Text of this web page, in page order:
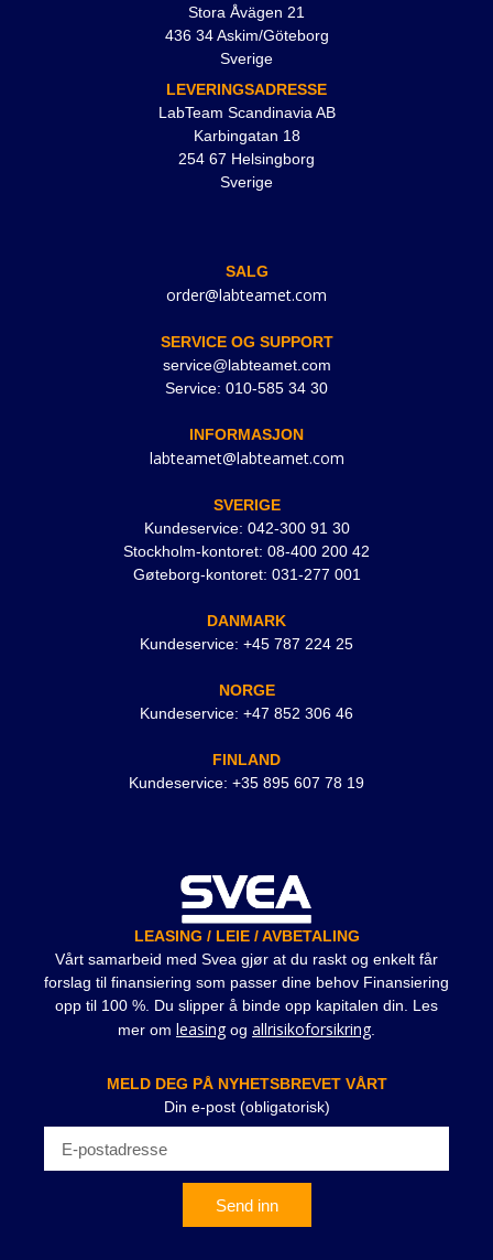
Stora Åvägen 21
436 34 Askim/Göteborg
Sverige
LEVERINGSADRESSE
LabTeam Scandinavia AB
Karbingatan 18
254 67 Helsingborg
Sverige
SALG
order@labteamet.com
SERVICE OG SUPPORT
service@labteamet.com
Service: 010-585 34 30
INFORMASJON
labteamet@labteamet.com
SVERIGE
Kundeservice: 042-300 91 30
Stockholm-kontoret: 08-400 200 42
Gøteborg-kontoret: 031-277 001
DANMARK
Kundeservice: +45 787 224 25
NORGE
Kundeservice: +47 852 306 46
FINLAND
Kundeservice: +35 895 607 78 19
LEASING / LEIE / AVBETALING
Vårt samarbeid med Svea gjør at du raskt og enkelt får
forslag til finansiering som passer dine behov Finansiering
opp til 100 %. Du slipper å binde opp kapitalen din. Les
mer om leasingog allrisikoforsikring.
MELD DEG PÅ NYHETSBREVET VÅRT
Din e-post (obligatorisk)
Send inn